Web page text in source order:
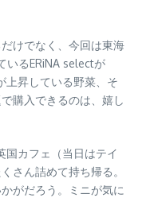
けでなく、今回は東海
いるERiNA selectが
上昇している野菜、そ
購入できるのは、嬉し
カフェ（当日はテイ
さん詰めて持ち帰る。
がだろう。ミニが気に